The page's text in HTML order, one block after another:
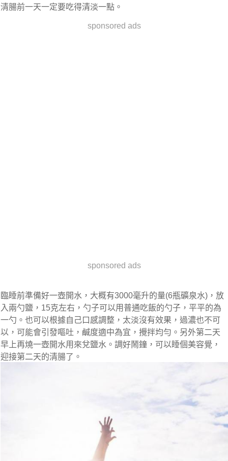
清腸前一天一定要吃得清淡一點。
sponsored ads
sponsored ads
臨睡前準備好一壺開水，大概有3000毫升的量(6瓶礦泉水)，放
入兩勺鹽，15克左右，勺子可以用普通吃飯的勺子，平平的為
一勺。也可以根據自己口感調整，太淡沒有效果，過濃也不可
以，可能會引發嘔吐，鹹度適中為宜，攪拌均勻。另外第二天
早上再燒一壺開水用來兌鹽水。調好鬧鐘，可以睡個美容覺，
迎接第二天的清腸了。